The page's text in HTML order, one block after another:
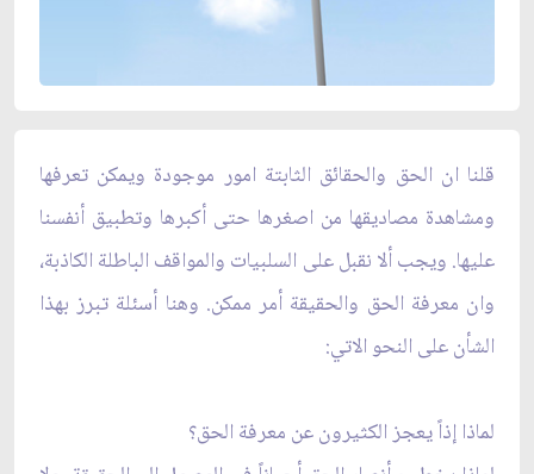
قلنا ان الحق والحقائق الثابتة امور موجودة ويمكن تعرفها
ومشاهدة مصاديقها من اصغرها حتى أكبرها وتطبيق أنفسنا
عليها. ويجب ألا نقبل على السلبيات والمواقف الباطلة الكاذبة،
وان معرفة الحق والحقيقة أمر ممكن. وهنا أسئلة تبرز بهذا
الشأن على النحو الاتي:
لماذا إذاً يعجز الكثيرون عن معرفة الحق؟